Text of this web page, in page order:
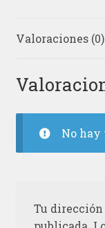
Valoraciones (0)
No hay
Tu dirección